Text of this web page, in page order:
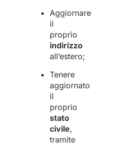
Aggiornare
il
proprio
indirizzo
all’estero;
Tenere
aggiornato
il
proprio
stato
civile,
tramite